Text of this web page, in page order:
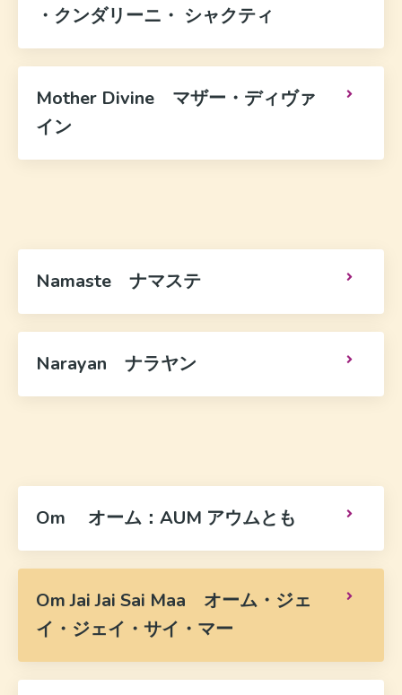
・クンダリーニ・ シャクティ
Mother Divine マザー・ディヴァ
イン
Namaste ナマステ
Narayan ナラヤン
Om オーム：AUM アウムとも
Om Jai Jai Sai Maa オーム・ジェ
イ・ジェイ・サイ・マー